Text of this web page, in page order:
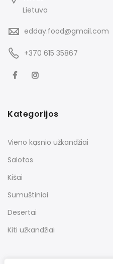
Lietuva
edday.food@gmail.com
+370 615 35867
Kategorijos
Vieno kąsnio užkandžiai
Salotos
Kišai
Sumuštiniai
Desertai
Kiti užkandžiai